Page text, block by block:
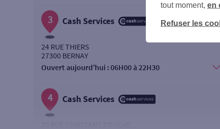
3 Cash Services
24 RUE THIERS
27300 BERNAY
Ouvert aujourd’hui :06H00 à 22H30
4 Cash Services
tout moment, en
Refuser les